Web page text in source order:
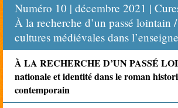
Numéro 10 | décembre 2021 |
À la recherche d’un passé lointain
cultures médiévales dans
À LA RECHERCHE D’UN PASSÉ
nationale et identité dans le roman
contemporain